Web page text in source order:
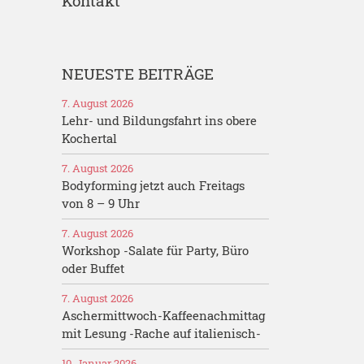
NEUESTE BEITRÄGE
Lehr- und Bildungsfahrt ins obere
Kochertal
7. August 2026
Bodyforming jetzt auch Freitags
von 8 – 9 Uhr
7. August 2026
Workshop -Salate für Party, Büro
oder Buffet
7. August 2026
Aschermittwoch-Kaffeenachmittag
mit Lesung -Rache auf italienisch-
7. August 2026